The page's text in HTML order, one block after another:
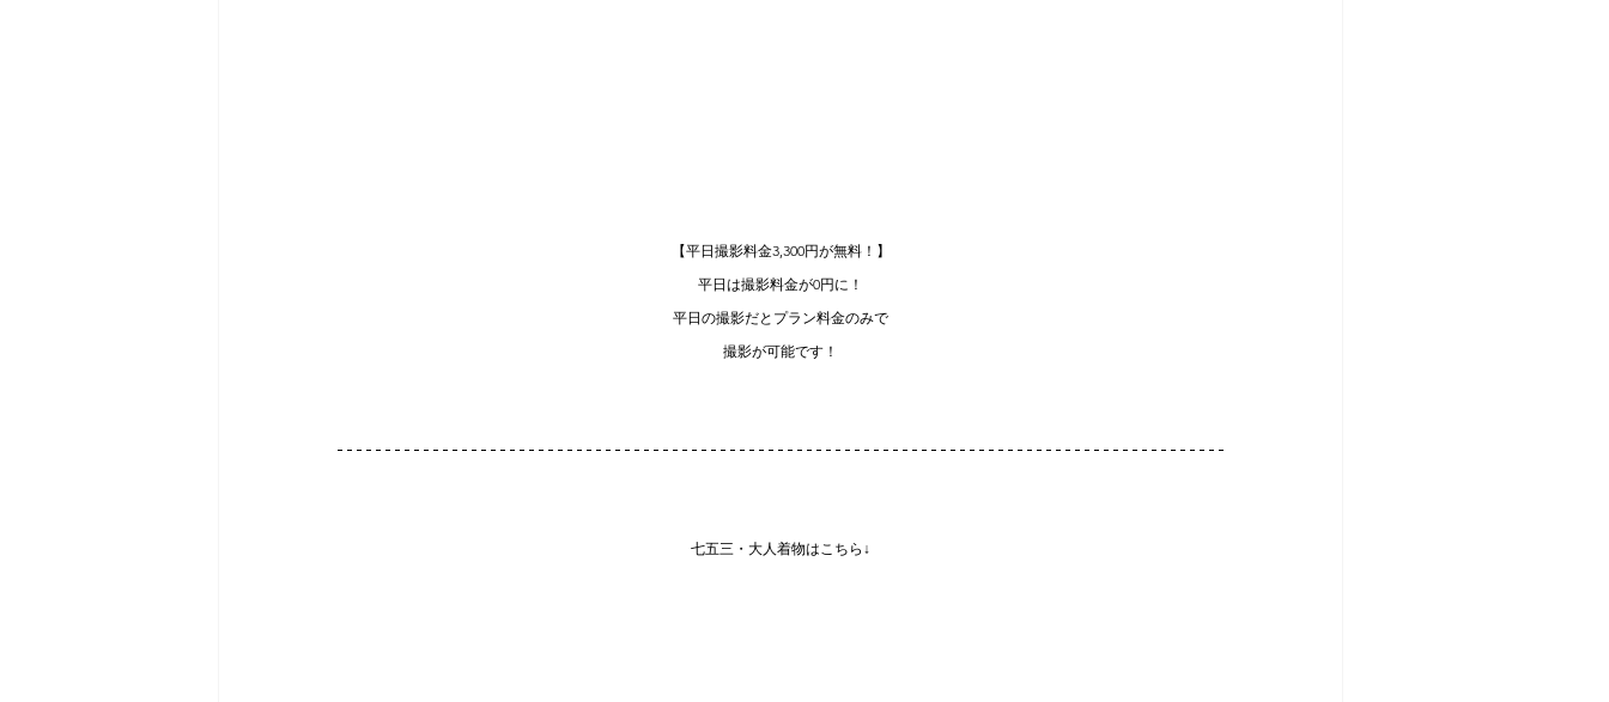
【平日撮影料金3,300円が無料！】
平日は撮影料金が0円に！
平日の撮影だとプラン料金のみで
撮影が可能です！
七五三・大人着物はこちら↓